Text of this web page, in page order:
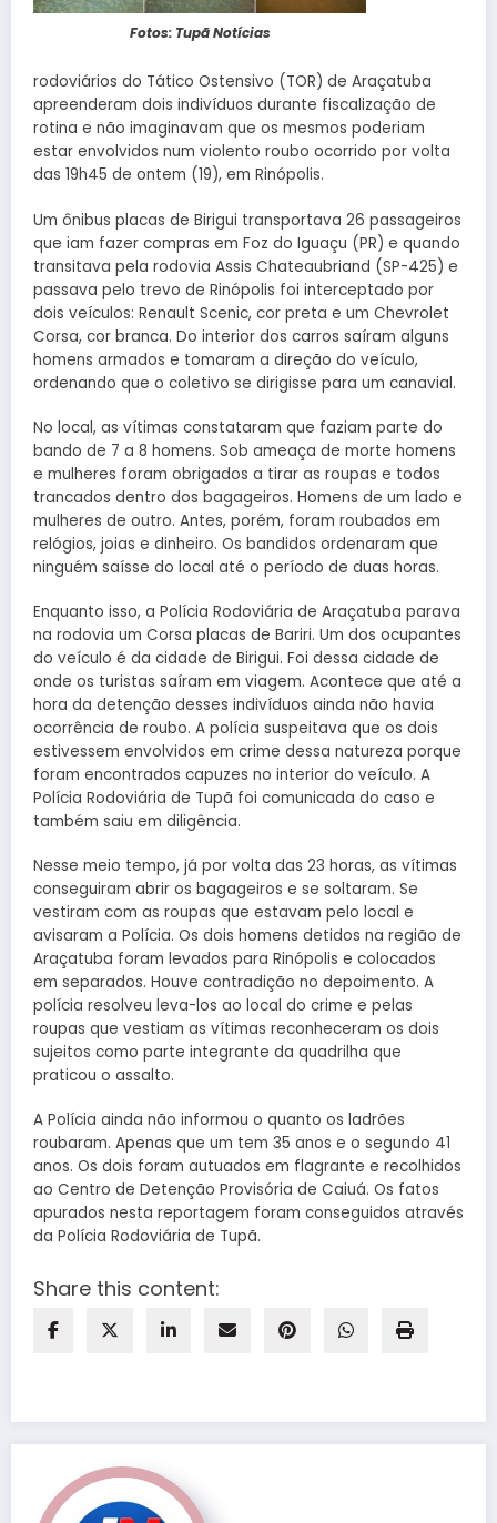
Fotos: Tupã Notícias
rodoviários do Tático Ostensivo (TOR) de Araçatuba
apreenderam dois indivíduos durante fiscalização de
rotina e não imaginavam que os mesmos poderiam
estar envolvidos num violento roubo ocorrido por volta
das 19h45 de ontem (19), em Rinópolis.
Um ônibus placas de Birigui transportava 26 passageiros
que iam fazer compras em Foz do Iguaçu (PR) e quando
transitava pela rodovia Assis Chateaubriand (SP-425) e
passava pelo trevo de Rinópolis foi interceptado por
dois veículos: Renault Scenic, cor preta e um Chevrolet
Corsa, cor branca. Do interior dos carros saíram alguns
homens armados e tomaram a direção do veículo,
ordenando que o coletivo se dirigisse para um canavial.
No local, as vítimas constataram que faziam parte do
bando de 7 a 8 homens. Sob ameaça de morte homens
e mulheres foram obrigados a tirar as roupas e todos
trancados dentro dos bagageiros. Homens de um lado e
mulheres de outro. Antes, porém, foram roubados em
relógios, joias e dinheiro. Os bandidos ordenaram que
ninguém saísse do local até o período de duas horas.
Enquanto isso, a Polícia Rodoviária de Araçatuba parava
na rodovia um Corsa placas de Bariri. Um dos ocupantes
do veículo é da cidade de Birigui. Foi dessa cidade de
onde os turistas saíram em viagem. Acontece que até a
hora da detenção desses indivíduos ainda não havia
ocorrência de roubo. A polícia suspeitava que os dois
estivessem envolvidos em crime dessa natureza porque
foram encontrados capuzes no interior do veículo. A
Polícia Rodoviária de Tupã foi comunicada do caso e
também saiu em diligência.
Nesse meio tempo, já por volta das 23 horas, as vítimas
conseguiram abrir os bagageiros e se soltaram. Se
vestiram com as roupas que estavam pelo local e
avisaram a Polícia. Os dois homens detidos na região de
Araçatuba foram levados para Rinópolis e colocados
em separados. Houve contradição no depoimento. A
polícia resolveu leva-los ao local do crime e pelas
roupas que vestiam as vítimas reconheceram os dois
sujeitos como parte integrante da quadrilha que
praticou o assalto.
A Polícia ainda não informou o quanto os ladrões
roubaram. Apenas que um tem 35 anos e o segundo 41
anos. Os dois foram autuados em flagrante e recolhidos
ao Centro de Detenção Provisória de Caiuá. Os fatos
apurados nesta reportagem foram conseguidos através
da Polícia Rodoviária de Tupã.
Share this content: